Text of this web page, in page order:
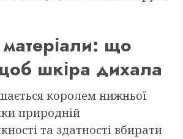
матеріали: що
шкіра дихала
королем нижньої
природній
та здатності вбирати